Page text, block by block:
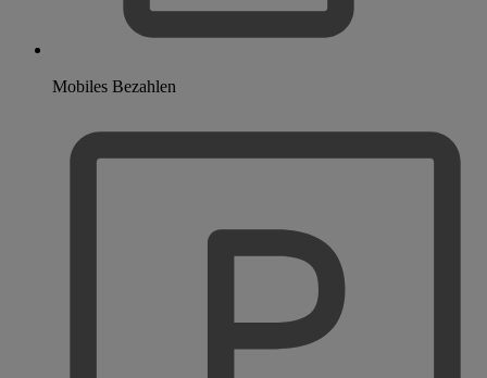
Mobiles Bezahlen